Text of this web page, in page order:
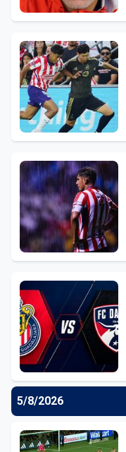
5/8/2026